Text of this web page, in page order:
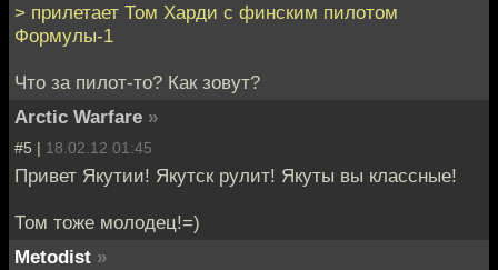
> прилетает Том Харди с финским пилотом
Формулы-1
Что за пилот-то? Как зовут?
Arctic Warfare »
#5 | 18.02.12 01:45
Привет Якутии! Якутск рулит! Якуты вы классные!
Том тоже молодец!=)
Metodist »